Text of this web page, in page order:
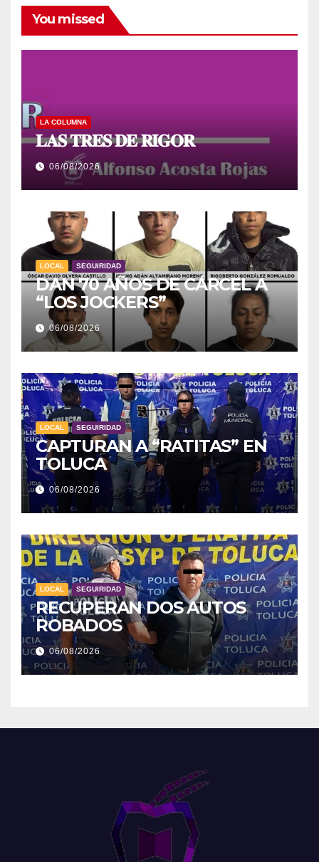
You missed
LA COLUMNA
𝐋𝐀𝐒 𝐓𝐑𝐄𝐒 𝐃𝐄 𝐑𝐈𝐆𝐎𝐑
06/08/2026
LOCAL SEGUIRIDAD
DAN 70 AÑOS DE CÁRCEL A
“LOS JOCKERS”
06/08/2026
LOCAL SEGUIRIDAD
CAPTURAN A “RATITAS” EN
TOLUCA
06/08/2026
LOCAL SEGUIRIDAD
RECUPERAN DOS AUTOS
ROBADOS
06/08/2026